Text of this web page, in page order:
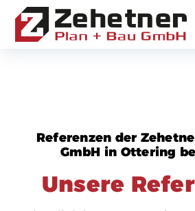
Referenzen der
GmbH in Ottering
Unsere